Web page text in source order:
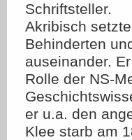
Schriftsteller.
Akribisch
Behinderten
auseinander.
Rolle der NS-
er u.a. den
Klee starb am